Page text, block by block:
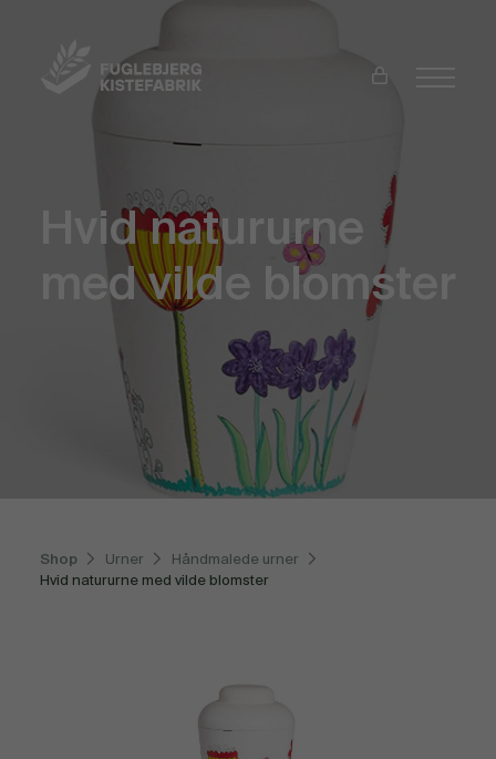
Hvid natururne
med vilde blomster
Shop Urner
Håndmalede urner
Hvid natururne med vilde blomster